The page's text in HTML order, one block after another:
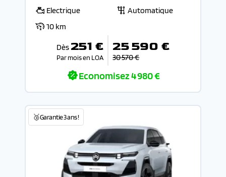
Electrique
Automatique
10 km
Dès 251 €
Par mois en LOA
25 590 €
30 570 €
Economisez4 980 €
🥉Garantie 3 ans !